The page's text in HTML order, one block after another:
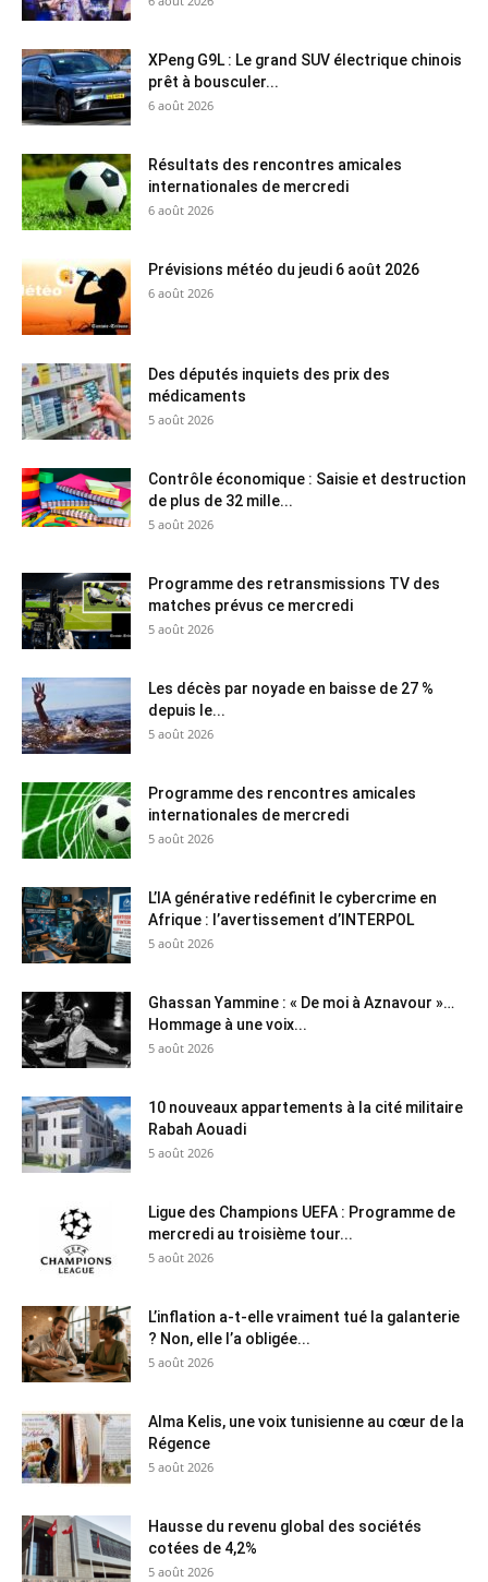
XPeng G9L : Le grand SUV électrique chinois
prêt à bousculer...
6 août 2026
Résultats des rencontres amicales
internationales de mercredi
6 août 2026
Prévisions météo du jeudi 6 août 2026
6 août 2026
Des députés inquiets des prix des
médicaments
5 août 2026
Contrôle économique : Saisie et destruction
de plus de 32 mille...
5 août 2026
Programme des retransmissions TV des
matches prévus ce mercredi
5 août 2026
Les décès par noyade en baisse de 27 %
depuis le...
5 août 2026
Programme des rencontres amicales
internationales de mercredi
5 août 2026
L’IA générative redéfinit le cybercrime en
Afrique : l’avertissement d’INTERPOL
5 août 2026
Ghassan Yammine : « De moi à Aznavour »…
Hommage à une voix...
5 août 2026
10 nouveaux appartements à la cité militaire
Rabah Aouadi
5 août 2026
Ligue des Champions UEFA : Programme de
mercredi au troisième tour...
5 août 2026
L’inflation a-t-elle vraiment tué la galanterie
? Non, elle l’a obligée...
5 août 2026
Alma Kelis, une voix tunisienne au cœur de la
Régence
5 août 2026
Hausse du revenu global des sociétés
cotées de 4,2%
5 août 2026